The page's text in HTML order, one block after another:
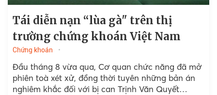
Tái diễn nạn “lùa gà" trên thị
trường chứng khoán Việt Nam
Chứng khoán
Đầu tháng 8 vừa qua, Cơ quan chức năng đã mở
phiên toà xét xử, đồng thời tuyên những bản án
nghiêm khắc đối với bị can Trịnh Văn Quyết